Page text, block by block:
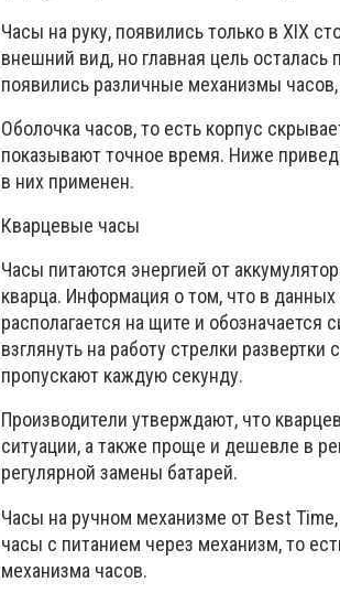
Часы на руку, появились только в XIX
внешний вид, но главная цель
появились различные механизмы
Оболочка часов, то есть корпус
показывают точное время. Ниже
в них применен.
Кварцевые часы
Часы питаются энергией от
кварца. Информация о том, что в
располагается на щите и обозначается
взглянуть на работу стрелки
пропускают каждую секунду.
Производители утверждают, что
ситуации, а также проще и дешевле в
регулярной замены батарей.
Часы на ручном механизме от Best
часы с питанием через механизм, то
механизма часов.